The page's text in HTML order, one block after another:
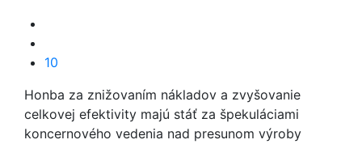
10
Honba za znižovaním nákladov a zvyšovanie
celkovej efektivity majú stáť za špekuláciami
koncernového vedenia nad presunom výroby